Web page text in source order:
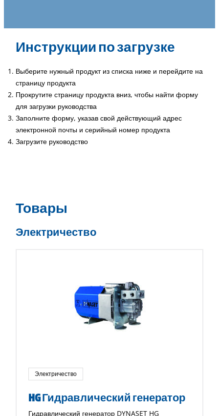
Инструкции по загрузке
Выберите нужный продукт из списка ниже и перейдите на
страницу продукта
Прокрутите страницу продукта вниз, чтобы найти форму
для загрузки руководства
Заполните форму, указав свой действующий адрес
электронной почты и серийный номер продукта
Загрузите руководство
Товары
Электричество
Электричество
HG Гидравлический генератор
Гидравлический генератор DYNASET HG